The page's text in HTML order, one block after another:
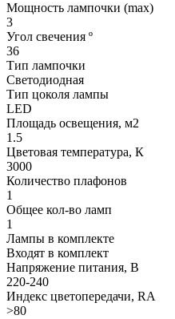
Мощность лампочки (max)
3
Угол свечения º
36
Тип лампочки
Светодиодная
Тип цоколя лампы
LED
Площадь освещения, м2
1.5
Цветовая температура, К
3000
Количество плафонов
1
Общее кол-во ламп
1
Лампы в комплекте
Входят в комплект
Напряжение питания, В
220-240
Индекс цветопередачи, RA
>80